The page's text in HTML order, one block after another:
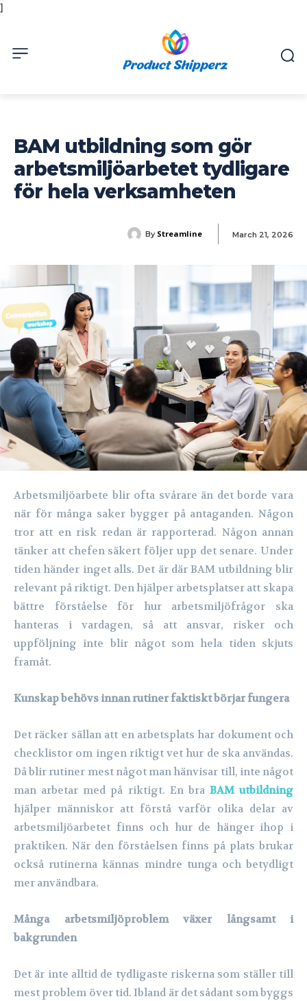
]
BAM utbildning som gör
arbetsmiljöarbetet tydligare
för hela verksamheten
March 21, 2026
By Streamline
Arbetsmiljöarbete blir ofta svårare än det borde vara
när för många saker bygger på antaganden. Någon
tror att en risk redan är rapporterad. Någon annan
tänker att chefen säkert följer upp det senare. Under
tiden händer inget alls. Det är där BAM utbildning blir
relevant på riktigt. Den hjälper arbetsplatser att skapa
bättre förståelse för hur arbetsmiljöfrågor ska
hanteras i vardagen, så att ansvar, risker och
uppföljning inte blir något som hela tiden skjuts
framåt.
Kunskap behövs innan rutiner faktiskt börjar fungera
Det räcker sällan att en arbetsplats har dokument och
checklistor om ingen riktigt vet hur de ska användas.
Då blir rutiner mest något man hänvisar till, inte något
man arbetar med på riktigt. En bra BAM utbildning
hjälper människor att förstå varför olika delar av
arbetsmiljöarbetet finns och hur de hänger ihop i
praktiken. När den förståelsen finns på plats brukar
också rutinerna kännas mindre tunga och betydligt
mer användbara.
Många arbetsmiljöproblem växer långsamt i
bakgrunden
Det är inte alltid de tydligaste riskerna som ställer till
mest problem över tid. Ibland är det sådant som byggs